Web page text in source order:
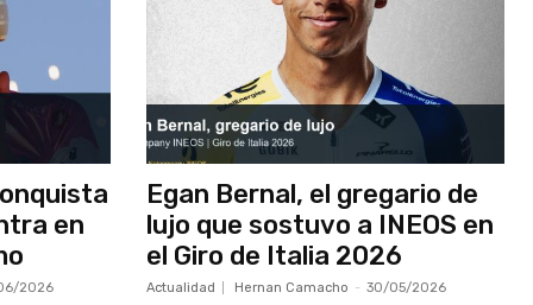
en
2026
Egan Bernal, el gregario de
lujo que sostuvo a INEOS en
el Giro de Italia 2026
Actualidad Hernan Camacho - 30/05/2026